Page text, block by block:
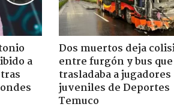
a
Dos muertos deja
entre furgón y bus que
trasladaba a jugadores
juveniles de Deportes
Temuco